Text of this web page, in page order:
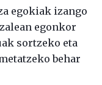
egokiak izango
egonkor
sortzeko eta
behar